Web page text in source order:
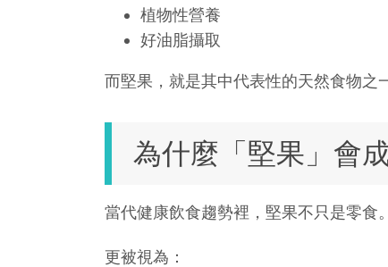
植物性營養
好油脂攝取
而堅果，就是其中代表性的天然食物之
為什麼「堅果」會
當代健康飲食趨勢裡，堅果不只是零食。
更被視為：